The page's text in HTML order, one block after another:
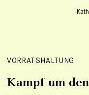
VORRATSHALTUNG
Kampf um